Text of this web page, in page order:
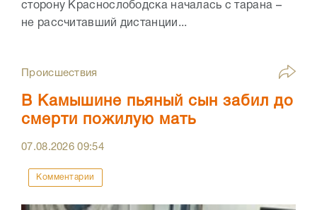
сторону Краснослободска началась с тарана –
не рассчитавший дистанции...
Происшествия
В Камышине пьяный сын забил до
смерти пожилую мать
07.08.202609:54
Комментарии